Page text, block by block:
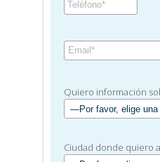
Quiero información
Ciudad donde quiero